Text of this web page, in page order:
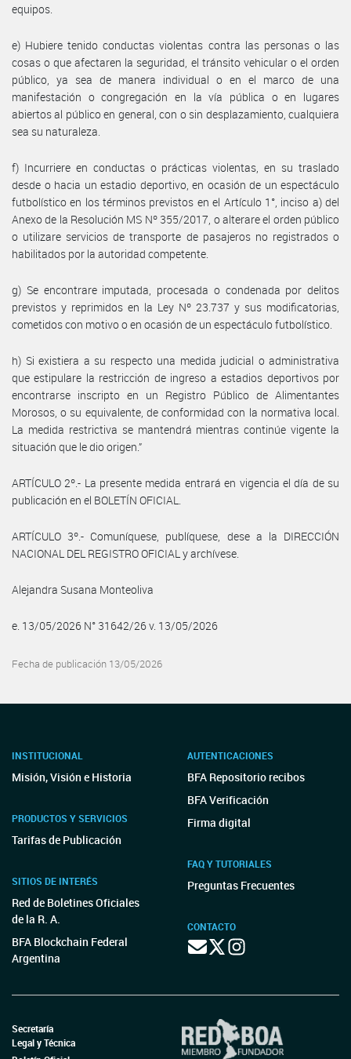
equipos.
e) Hubiere tenido conductas violentas contra las personas o las
cosas o que afectaren la seguridad, el tránsito vehicular o el orden
público, ya sea de manera individual o en el marco de una
manifestación o congregación en la vía pública o en lugares
abiertos al público en general, con o sin desplazamiento, cualquiera
sea su naturaleza.
f) Incurriere en conductas o prácticas violentas, en su traslado
desde o hacia un estadio deportivo, en ocasión de un espectáculo
futbolístico en los términos previstos en el Artículo 1°, inciso a) del
Anexo de la Resolución MS Nº 355/2017, o alterare el orden público
o utilizare servicios de transporte de pasajeros no registrados o
habilitados por la autoridad competente.
g) Se encontrare imputada, procesada o condenada por delitos
previstos y reprimidos en la Ley Nº 23.737 y sus modificatorias,
cometidos con motivo o en ocasión de un espectáculo futbolístico.
h) Si existiera a su respecto una medida judicial o administrativa
que estipulare la restricción de ingreso a estadios deportivos por
encontrarse inscripto en un Registro Público de Alimentantes
Morosos, o su equivalente, de conformidad con la normativa local.
La medida restrictiva se mantendrá mientras continúe vigente la
situación que le dio origen.”
ARTÍCULO 2º.- La presente medida entrará en vigencia el día de su
publicación en el BOLETÍN OFICIAL.
ARTÍCULO 3º.- Comuníquese, publíquese, dese a la DIRECCIÓN
NACIONAL DEL REGISTRO OFICIAL y archívese.
Alejandra Susana Monteoliva
e. 13/05/2026 N° 31642/26 v. 13/05/2026
Fecha de publicación 13/05/2026
INSTITUCIONAL
Misión, Visión e Historia
PRODUCTOS Y SERVICIOS
Tarifas de Publicación
SITIOS DE INTERÉS
Red de Boletines Oficiales
de la R. A.
BFA Blockchain Federal
Argentina
AUTENTICACIONES
BFA Repositorio recibos
BFA Verificación
Firma digital
FAQ Y TUTORIALES
Preguntas Frecuentes
CONTACTO
Secretaría
Legal y Técnica